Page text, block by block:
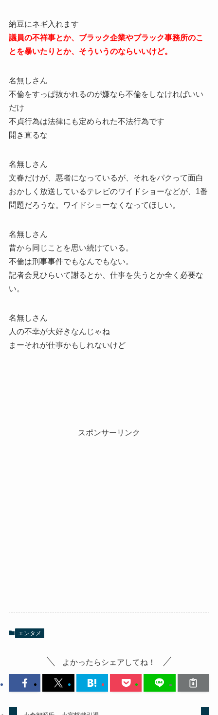
納豆にネギ入れます
議員の不祥事とか、ブラック企業やブラック事務所のこ
とを暴いたりとか、そういうのならいいけど。
名無しさん
不倫をすっぱ抜かれるのが嫌なら不倫をしなければいい
だけ
不貞行為は法律にも定められた不法行為です
開き直るな
名無しさん
文春だけが、悪者になっているが、それをパクって面白
おかしく放送しているテレビのワイドショーなどが、1番
問題だろうな。ワイドショーなくなってほしい。
名無しさん
昔から同じことを思い続けている。
不倫は刑事事件でもなんでもない。
記者会見ひらいて謝るとか、仕事を失うとか全く必要な
い。
名無しさん
人の不幸が大好きなんじゃね
まーそれが仕事かもしれないけど
スポンサーリンク
エンタメ
よかったらシェアしてね！